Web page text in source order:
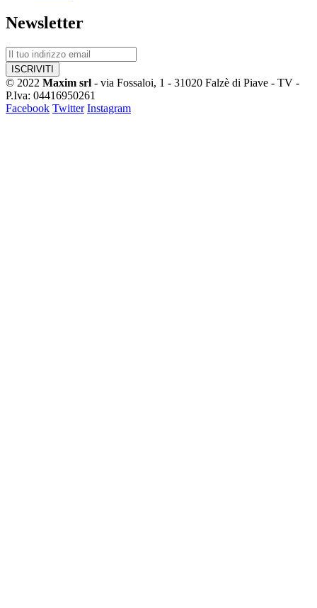
Newsletter
© 2022 Maxim srl - via Fossaloi, 1 - 31020 Falzè di Piave - TV -
P.Iva: 04416950261
Facebook Twitter Instagram